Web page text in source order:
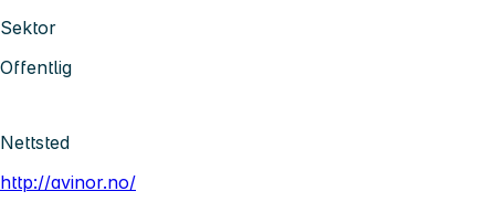
Sektor
Offentlig
Nettsted
http://avinor.no/